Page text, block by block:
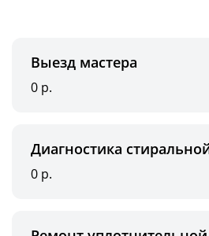
Выезд мастера
0 р.
Диагностика
0 р.